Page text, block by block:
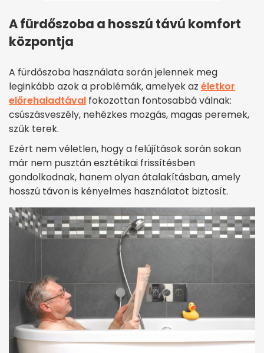
A fürdőszoba a hosszú távú komfort
központja
A fürdőszoba használata során jelennek meg
leginkább azok a problémák, amelyek az életkor
előrehaladtával fokozottan fontosabbá válnak:
csúszásveszély, nehézkes mozgás, magas peremek,
szűk terek.
Ezért nem véletlen, hogy a felújítások során sokan
már nem pusztán esztétikai frissítésben
gondolkodnak, hanem olyan átalakításban, amely
hosszú távon is kényelmes használatot biztosít.